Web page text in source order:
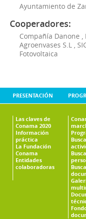
Ayuntamiento de
Cooperadores:
Compañía Danone
Agroenvases S.L
Fotovoltaica
PRESENTACIÓN
Las claves de
Conama 2020
Información
práctica
La Fundación
Conama
Entidades
colaboradoras